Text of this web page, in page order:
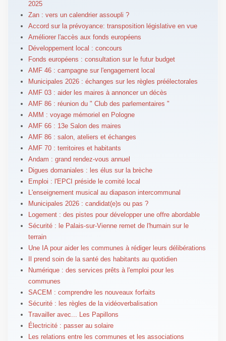
2025
Zan : vers un calendrier assoupli ?
Accord sur la prévoyance: transposition législative en vue
Améliorer l'accès aux fonds européens
Développement local : concours
Fonds européens : consultation sur le futur budget
AMF 46 : campagne sur l'engagement local
Municipales 2026 : échanges sur les règles préélectorales
AMF 03 : aider les maires à annoncer un décès
AMF 86 : réunion du " Club des parlementaires "
AMM : voyage mémoriel en Pologne
AMF 66 : 13e Salon des maires
AMF 86 : salon, ateliers et échanges
AMF 70 : territoires et habitants
Andam : grand rendez-vous annuel
Digues domaniales : les élus sur la brèche
Emploi : l'EPCI préside le comité local
L'enseignement musical au diapason intercommunal
Municipales 2026 : candidat(e)s ou pas ?
Logement : des pistes pour développer une offre abordable
Sécurité : le Palais-sur-Vienne remet de l'humain sur le
terrain
Une IA pour aider les communes à rédiger leurs délibérations
Il prend soin de la santé des habitants au quotidien
Numérique : des services prêts à l'emploi pour les
communes
SACEM : comprendre les nouveaux forfaits
Sécurité : les règles de la vidéoverbalisation
Travailler avec... Les Papillons
Électricité : passer au solaire
Les relations entre les communes et les associations